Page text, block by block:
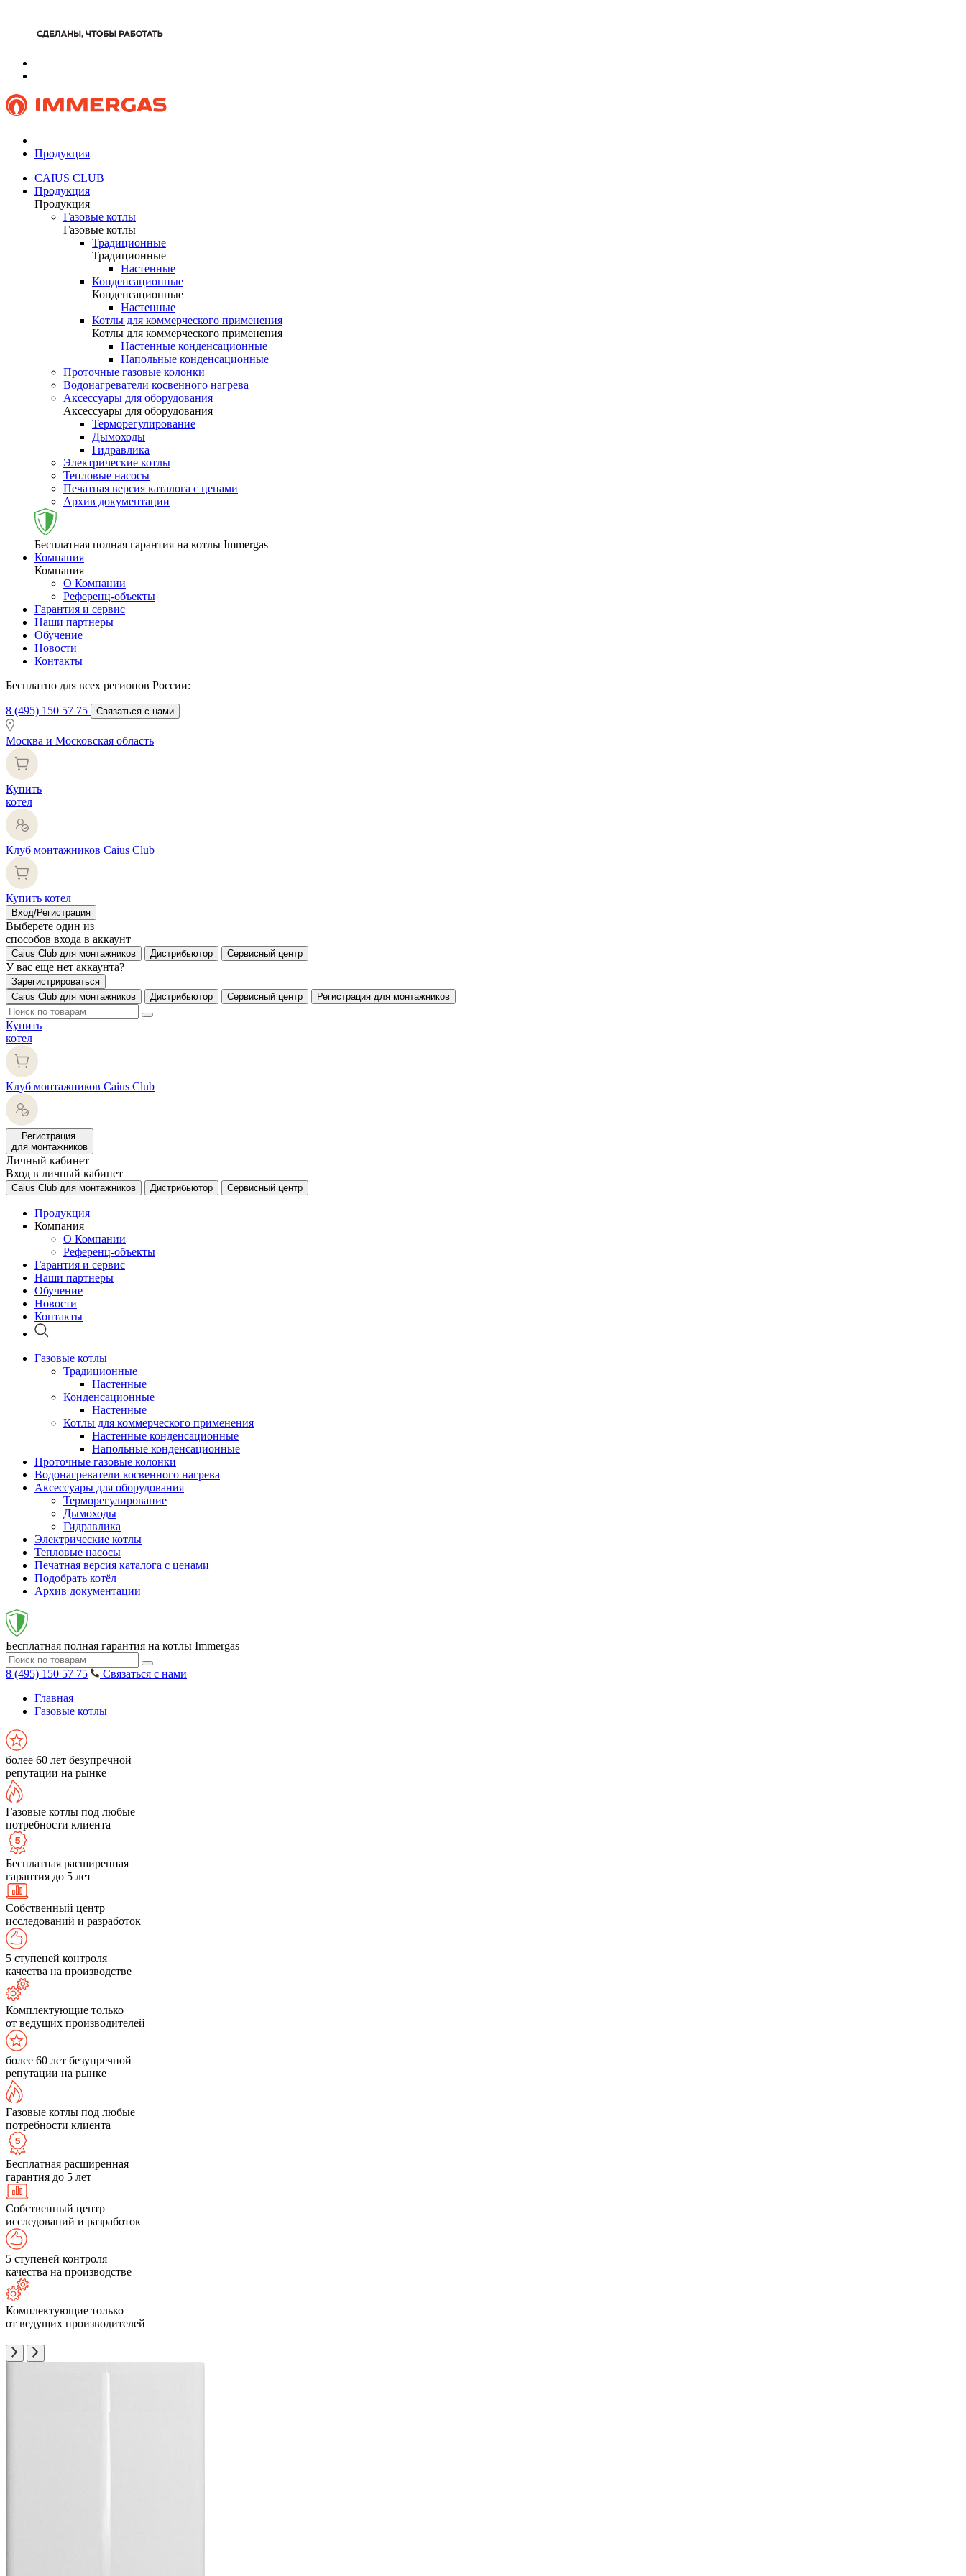
Продукция
CAIUS CLUB
Продукция
Продукция
Газовые котлы
Газовые котлы
Традиционные
Традиционные
Настенные
Конденсационные
Конденсационные
Настенные
Котлы для коммерческого применения
Котлы для коммерческого применения
Настенные конденсационные
Напольные конденсационные
Проточные газовые колонки
Водонагреватели косвенного нагрева
Аксессуары для оборудования
Аксессуары для оборудования
Терморегулирование
Дымоходы
Гидравлика
Электрические котлы
Тепловые насосы
Печатная версия каталога с ценами
Архив документации
Бесплатная полная гарантия на котлы Immergas
Компания
Компания
О Компании
Референц-объекты
Гарантия и сервис
Наши партнеры
Обучение
Новости
Контакты
Бесплатно для всех регионов России:
8 (495) 150 57 75 Связаться с нами
Москва и Московская область
Купить
котел
Клуб монтажников Caius Club
Купить котел
Вход/Регистрация
Выберете один из
способов входа в аккаунт
Caius Club для монтажников Дистрибьютор Сервисный центр
У вас еще нет аккаунта?
Зарегистрироваться
Caius Club для монтажников
Дистрибьютор Сервисный центр Регистрация для монтажников
Купить
котел
Клуб монтажников Caius Club
Регистрация
для монтажников
Личный кабинет
Вход в личный кабинет
Caius Club для монтажников Дистрибьютор Сервисный центр
Продукция
Компания
О Компании
Референц-объекты
Гарантия и сервис
Наши партнеры
Обучение
Новости
Контакты
Газовые котлы
Традиционные
Настенные
Конденсационные
Настенные
Котлы для коммерческого применения
Настенные конденсационные
Напольные конденсационные
Проточные газовые колонки
Водонагреватели косвенного нагрева
Аксессуары для оборудования
Терморегулирование
Дымоходы
Гидравлика
Электрические котлы
Тепловые насосы
Печатная версия каталога с ценами
Подобрать котёл
Архив документации
Бесплатная полная гарантия на котлы Immergas
8 (495) 150 57 75
Связаться с нами
Главная
Газовые котлы
более 60 лет безупречной
репутации на рынке
Газовые котлы под любые
потребности клиента
Бесплатная расширенная
гарантия до 5 лет
Собственный центр
исследований и разработок
5 ступеней контроля
качества на производстве
Комплектующие только
от ведущих производителей
более 60 лет безупречной
репутации на рынке
Газовые котлы под любые
потребности клиента
Бесплатная расширенная
гарантия до 5 лет
Собственный центр
исследований и разработок
5 ступеней контроля
качества на производстве
Комплектующие только
от ведущих производителей